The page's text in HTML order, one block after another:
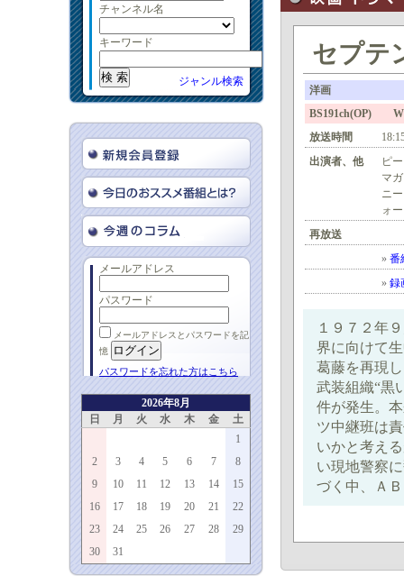
チャンネル名
キーワード
ジャンル検索
メールアドレス
パスワード
メールアドレスとパスワードを記
憶
パスワードを忘れた方はこちら
2026年8月
日
月 火 水 木 金
土
1
2
3 4 5 6 7
8
9
10 11 12 13 14
15
16
17 18 19 20 21
22
23
24 25 26 27 28
29
30
31
セプテ
洋画
BS191ch(OP)
放送時間
出演者、他
ピ
マ
ニ
ォ
再放送
» 番
» 録
１９７２年
界に向けて
葛藤を再現
武装組織“黒
件が発生。
ツ中継班は
いかと考え
い現地警察
づく中、Ａ